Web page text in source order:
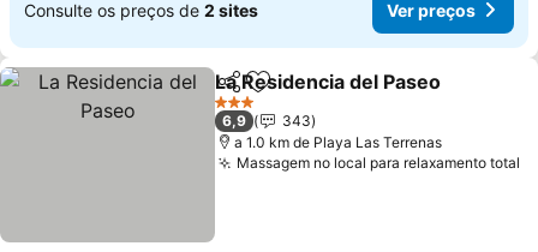
Consulte os preços de 2 sites Ver preços
PartilharAdicionar aos favoritos
La Residencia del Paseo
3 Estrelas
6,9
343
a 1.0 km de Playa Las Terrenas
Massagem no local para relaxamento total